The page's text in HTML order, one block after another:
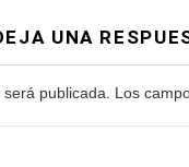
UNA
publicada. Los